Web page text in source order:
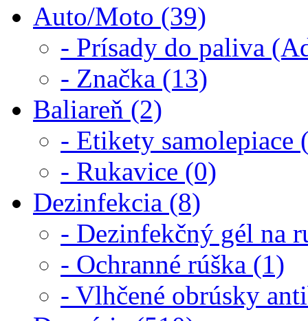
Auto/Moto (39)
- Prísady do paliva
- Značka (13)
Baliareň (2)
- Etikety samolepiace
- Rukavice (0)
Dezinfekcia (8)
- Dezinfekčný gél na
- Ochranné rúška (1)
- Vlhčené obrúsky